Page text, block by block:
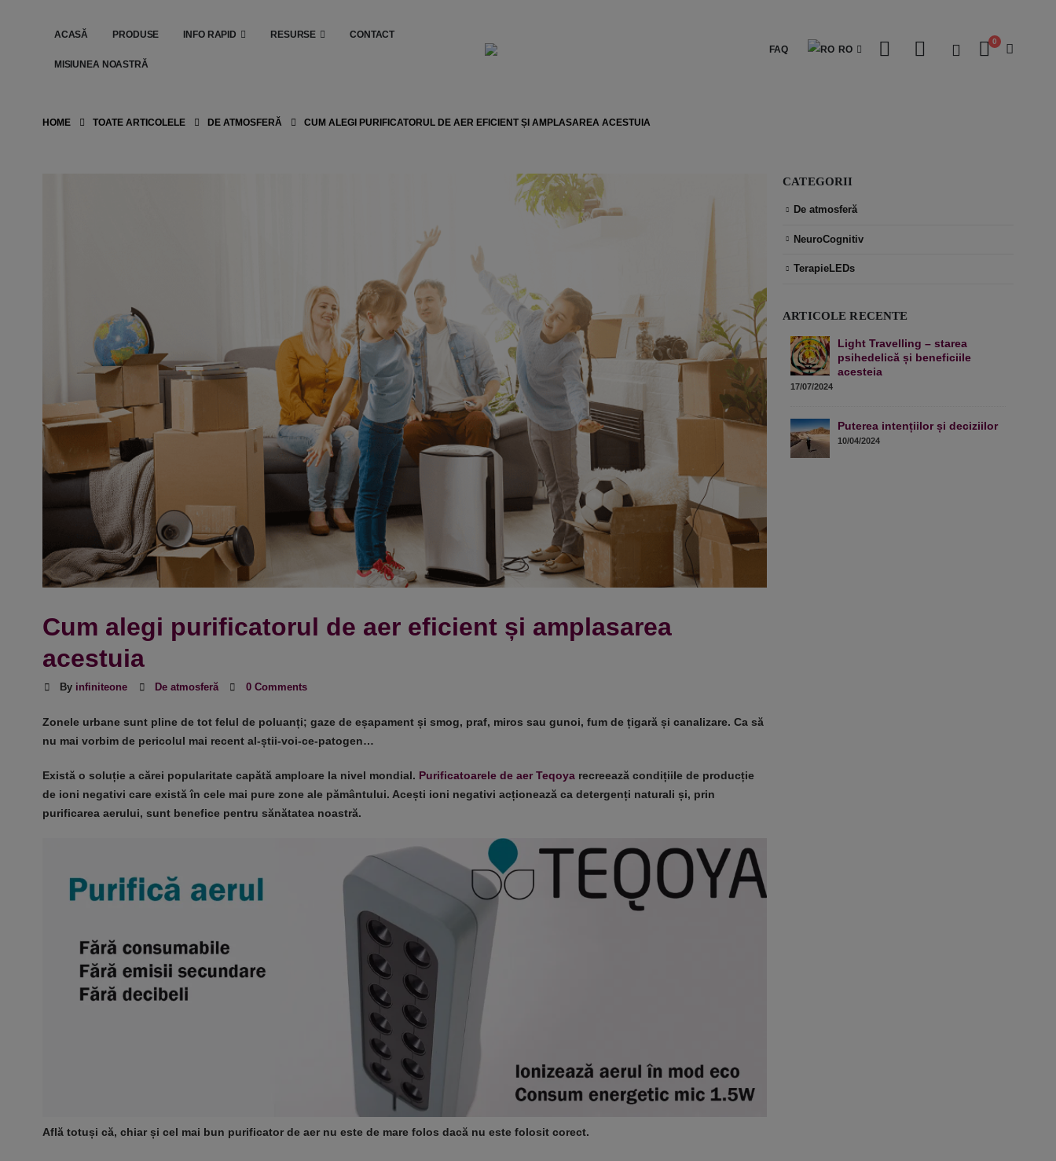
ACASĂ PRODUSE INFO RAPID RESURSE CONTACT
MISIUNEA NOASTRĂ
FAQ RO
0
HOME TOATE ARTICOLELE DE ATMOSFERĂ CUM ALEGI PURIFICATORUL DE AER EFICIENT ȘI AMPLASAREA ACESTUIA
Cum alegi purificatorul de aer eficient și amplasarea
acestuia
By infiniteone De atmosferă 0 Comments
Zonele urbane sunt pline de tot felul de poluanți; gaze de eșapament și smog, praf, miros sau gunoi, fum de țigară și canalizare. Ca să
nu mai vorbim de pericolul mai recent al-știi-voi-ce-patogen…
Există o soluție a cărei popularitate capătă amploare la nivel mondial. Purificatoarele de aer Teqoyarecreează condițiile de producție
de ioni negativi care există în cele mai pure zone ale pământului. Acești ioni negativi acționează ca detergenți naturali și, prin
purificarea aerului, sunt benefice pentru sănătatea noastră.
Află totuși că, chiar și cel mai bun purificator de aer nu este de mare folos dacă nu este folosit corect.
CATEGORII
De atmosferă
NeuroCognitiv
TerapieLEDs
ARTICOLE RECENTE
Light Travelling – starea
psihedelică și beneficiile
acesteia
17/07/2024
Puterea intențiilor și deciziilor
10/04/2024